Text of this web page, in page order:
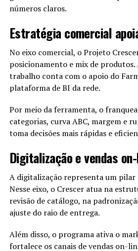
Apoiou quem também era ignorado.
Com o tempo, o crescimento veio.
Depois, o reconhecimento.
Mas tudo começou com insistência.
O Que a História de
Realmente Ensina
A história de Jack Ma não fala
Fala de continuar quando ninguém
Fala de insistir quando dói.
Quem continua aprende.
Quem aprende evolui.
números claros.
Estratégia comercial
No eixo comercial, o Projeto
posicionamento e mix de produtos.
trabalho conta com o apoio do
plataforma de BI da rede.
Por meio da ferramenta, o
categorias, curva ABC, margem e
toma decisões mais rápidas e
Digitalização e vendas
A digitalização representa um
Nesse eixo, o Crescer atua na
revisão de catálogo, na
ajuste do raio de entrega.
Além disso, o programa ativa o
fortalece os canais de vendas on-